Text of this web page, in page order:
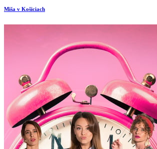
Miša v Košiciach